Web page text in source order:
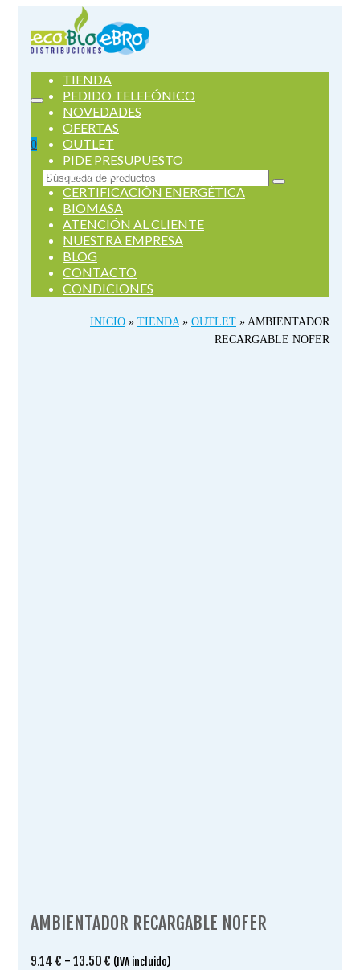
0
Buscar
por:
TIENDA
PEDIDO TELEFÓNICO
NOVEDADES
OFERTAS
OUTLET
PIDE PRESUPUESTO
SERVICIOS
CERTIFICACIÓN ENERGÉTICA
BIOMASA
ATENCIÓN AL CLIENTE
NUESTRA EMPRESA
BLOG
CONTACTO
CONDICIONES
INICIO » TIENDA » OUTLET » AMBIENTADOR
RECARGABLE NOFER
AMBIENTADOR RECARGABLE NOFER
9.14 € - 13.50 € Rango
(IVA incluido)